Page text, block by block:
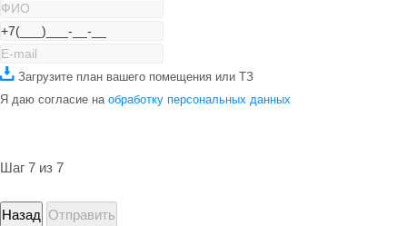
Загрузите план вашего помещения или ТЗ
Я даю согласие на обработку персональных данных
Шаг 7 из 7
Назад Отправить